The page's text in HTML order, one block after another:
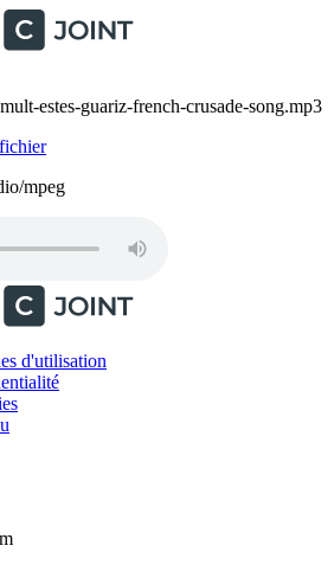
estes-guariz-french-crusade-song.mp3
mpeg
d'utilisation